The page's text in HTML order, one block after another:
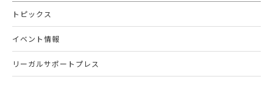
トピックス
イベント情報
リーガルサポートプレス